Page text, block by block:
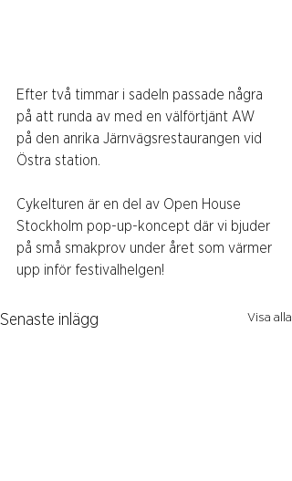
Efter två timmar i sadeln passade några
på att runda av med en välförtjänt AW
på den anrika Järnvägsrestaurangen vid
Östra station.
Cykelturen är en del av Open House
Stockholm pop-up-koncept där vi bjuder
på små smakprov under året som värmer
upp inför festivalhelgen!
Senaste inlägg Visa alla